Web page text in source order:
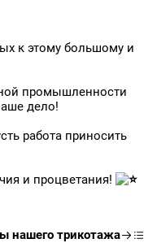
к этому большому и
промышленности
дело!
работа приносить
и процветания!
нашего трикотажа
образцы